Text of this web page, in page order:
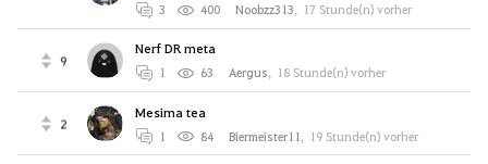
3 400 Noobzz313, 17 Stunde(n) vorher
9
Nerf DR meta
1 63 Aergus, 18 Stunde(n) vorher
2
Mesima tea
1 84 Biermeister11 , 19 Stunde(n) vorher